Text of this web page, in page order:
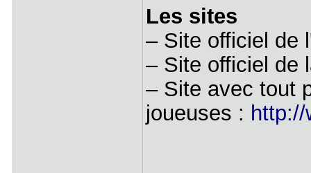
Les sites
– Site officiel de
– Site officiel de
– Site avec tout
joueuses :